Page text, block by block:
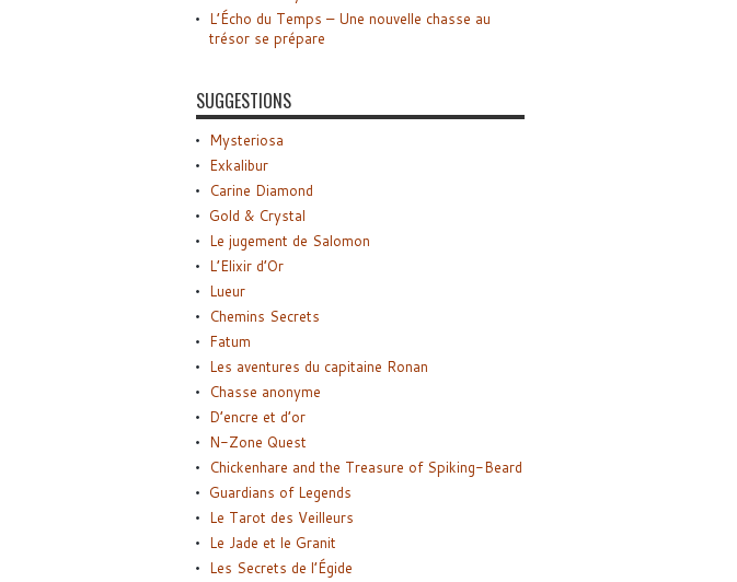
L’Écho du Temps – Une nouvelle chasse au
trésor se prépare
SUGGESTIONS
Mysteriosa
Exkalibur
Carine Diamond
Gold & Crystal
Le jugement de Salomon
L’Elixir d’Or
Lueur
Chemins Secrets
Fatum
Les aventures du capitaine Ronan
Chasse anonyme
D’encre et d’or
N-Zone Quest
Chickenhare and the Treasure of Spiking-Beard
Guardians of Legends
Le Tarot des Veilleurs
Le Jade et le Granit
Les Secrets de l’Égide